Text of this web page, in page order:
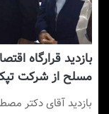
بازدید قرارگاه
مسلح از شرکت
بازدید آقای دکتر